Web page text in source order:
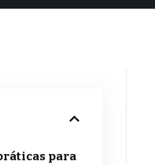
para